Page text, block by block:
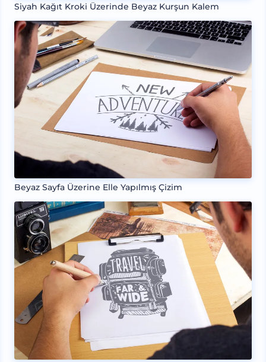
Siyah Kağıt Kroki Üzerinde Beyaz Kurşun Kalem
Beyaz Sayfa Üzerine Elle Yapılmış Çizim